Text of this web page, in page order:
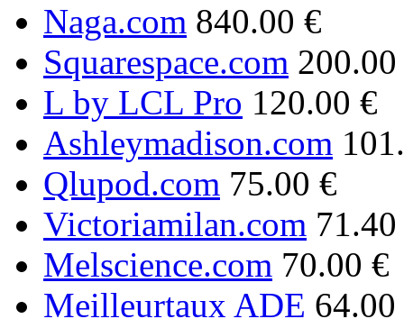
Naga.com 840.00 €
Squarespace.com
L by LCL Pro 120.00 €
Ashleymadison.com
Qlupod.com 75.00 €
Victoriamilan.com
Melscience.com 70.00 €
Meilleurtaux ADE 64.00